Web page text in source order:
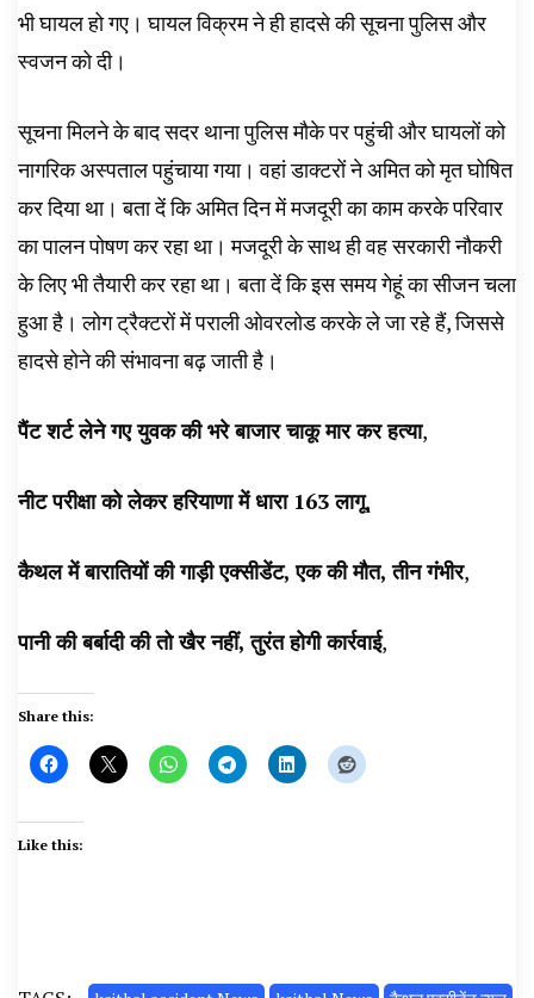
भी घायल हो गए। घायल विक्रम ने ही हादसे की सूचना पुलिस और
स्वजन को दी।
सूचना मिलने के बाद सदर थाना पुलिस मौके पर पहुंची और घायलों को
नागरिक अस्पताल पहुंचाया गया। वहां डाक्टरों ने अमित को मृत घोषित
कर दिया था। बता दें कि अमित दिन में मजदूरी का काम करके परिवार
का पालन पोषण कर रहा था। मजदूरी के साथ ही वह सरकारी नौकरी
के लिए भी तैयारी कर रहा था। बता दें कि इस समय गेहूं का सीजन चला
हुआ है। लोग ट्रैक्टरों में पराली ओवरलोड करके ले जा रहे हैं, जिससे
हादसे होने की संभावना बढ़ जाती है।
पैंट शर्ट लेने गए युवक की भरे बाजार चाकू मार कर हत्या,
नीट परीक्षा को लेकर हरियाणा में धारा 163 लागू,
कैथल में बारातियों की गाड़ी एक्सीडेंट, एक की मौत, तीन गंभीर,
पानी की बर्बादी की तो खैर नहीं, तुरंत होगी कार्रवाई,
Share this:
Like this: